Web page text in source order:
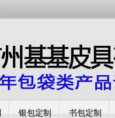
银包定制 书包定制